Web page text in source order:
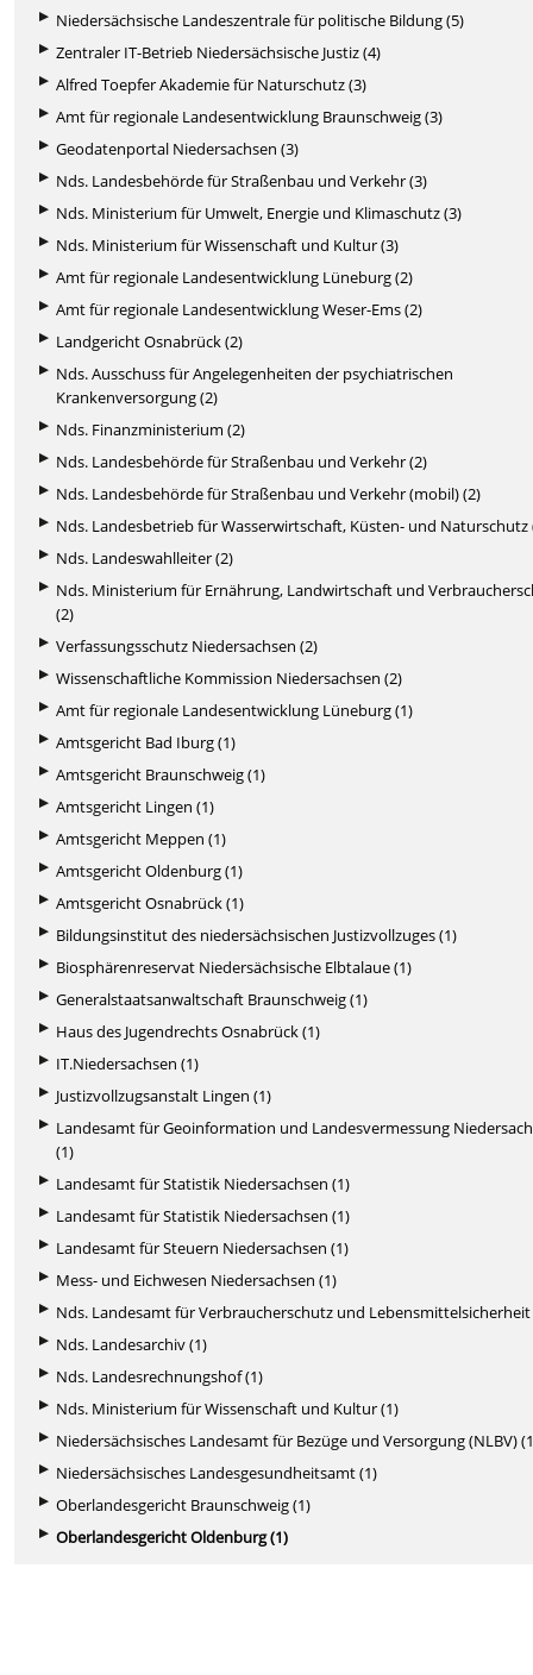
Niedersächsische Landeszentrale für politische Bildung (5)
Zentraler IT-Betrieb Niedersächsische Justiz (4)
Alfred Toepfer Akademie für Naturschutz (3)
Amt für regionale Landesentwicklung Braunschweig (3)
Geodatenportal Niedersachsen (3)
Nds. Landesbehörde für Straßenbau und Verkehr (3)
Nds. Ministerium für Umwelt, Energie und Klimaschutz (3)
Nds. Ministerium für Wissenschaft und Kultur (3)
Amt für regionale Landesentwicklung Lüneburg (2)
Amt für regionale Landesentwicklung Weser-Ems (2)
Landgericht Osnabrück (2)
Nds. Ausschuss für Angelegenheiten der psychiatrischen
Krankenversorgung (2)
Nds. Finanzministerium (2)
Nds. Landesbehörde für Straßenbau und Verkehr (2)
Nds. Landesbehörde für Straßenbau und Verkehr (mobil) (2)
Nds. Landesbetrieb für Wasserwirtschaft, Küsten- und Naturschutz
Nds. Landeswahlleiter (2)
Nds. Ministerium für Ernährung, Landwirtschaft und
(2)
Verfassungsschutz Niedersachsen (2)
Wissenschaftliche Kommission Niedersachsen (2)
Amt für regionale Landesentwicklung Lüneburg (1)
Amtsgericht Bad Iburg (1)
Amtsgericht Braunschweig (1)
Amtsgericht Lingen (1)
Amtsgericht Meppen (1)
Amtsgericht Oldenburg (1)
Amtsgericht Osnabrück (1)
Bildungsinstitut des niedersächsischen Justizvollzuges (1)
Biosphärenreservat Niedersächsische Elbtalaue (1)
Generalstaatsanwaltschaft Braunschweig (1)
Haus des Jugendrechts Osnabrück (1)
IT.Niedersachsen (1)
Justizvollzugsanstalt Lingen (1)
Landesamt für Geoinformation und Landesvermessung
(1)
Landesamt für Statistik Niedersachsen (1)
Landesamt für Statistik Niedersachsen (1)
Landesamt für Steuern Niedersachsen (1)
Mess- und Eichwesen Niedersachsen (1)
Nds. Landesamt für Verbraucherschutz und Lebensmittelsicherheit
Nds. Landesarchiv (1)
Nds. Landesrechnungshof (1)
Nds. Ministerium für Wissenschaft und Kultur (1)
Niedersächsisches Landesamt für Bezüge und Versorgung (NLBV)
Niedersächsisches Landesgesundheitsamt (1)
Oberlandesgericht Braunschweig (1)
Oberlandesgericht Oldenburg (1)